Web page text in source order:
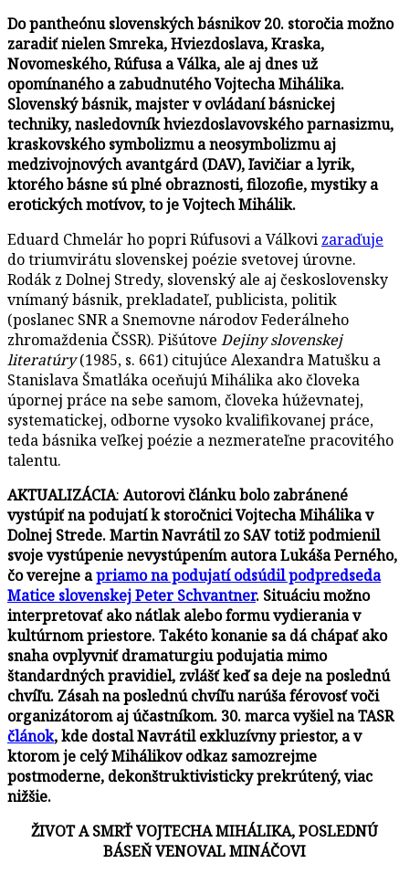
Do pantheónu slovenských básnikov 20. storočia možno
zaradiť nielen Smreka, Hviezdoslava, Kraska,
Novomeského, Rúfusa a Válka, ale aj dnes už
opomínaného a zabudnutého Vojtecha Mihálika.
Slovenský básnik, majster v ovládaní básnickej
techniky, nasledovníkhviezdoslavovského parnasizmu,
kraskovského symbolizmu a neosymbolizmu aj
medzivojnových avantgárd (DAV), ľavičiar a lyrik,
ktorého básne sú plné obraznosti, filozofie, mystiky a
erotických motívov, to je Vojtech Mihálik.
Eduard Chmelár ho popri Rúfusovi a Válkovi zaraďuje
do triumvirátu slovenskej poézie svetovej úrovne.
Rodák z Dolnej Stredy, slovenský ale aj československy
vnímaný básnik, prekladateľ, publicista, politik
(poslanec SNR a Snemovne národov Federálneho
zhromaždenia ČSSR). Pišútove Dejiny slovenskej
literatúry(1985, s. 661) citujúce Alexandra Matušku a
Stanislava Šmatláka oceňujú Mihálika ako človeka
úpornej práce na sebe samom, človeka húževnatej,
systematickej, odborne vysoko kvalifikovanej práce,
teda básnika veľkej poézie a nezmerateľne pracovitého
talentu.
AKTUALIZÁCIA: Autorovi článku bolo zabránené
vystúpiť na podujatí k storočnici Vojtecha Mihálika v
Dolnej Strede. Martin Navrátil zo SAV totiž podmienil
svoje vystúpenie nevystúpením autora Lukáša Perného,
čo verejne apriamo na podujatí odsúdil podpredseda
Matice slovenskej Peter Schvantner. Situáciu možno
interpretovať ako nátlak alebo formu vydierania v
kultúrnom priestore. Takéto konanie sa dá chápať ako
snaha ovplyvniť dramaturgiu podujatia mimo
štandardných pravidiel, zvlášť keď sa deje na poslednú
chvíľu. Zásah na poslednú chvíľu narúša férovosť voči
organizátorom aj účastníkom. 30. marca vyšiel na TASR
článok, kde dostal Navrátil exkluzívny priestor, a v
ktorom je celý Mihálikov odkaz samozrejme
postmoderne, dekonštruktivisticky prekrútený, viac
nižšie.
ŽIVOT A SMRŤ VOJTECHA MIHÁLIKA, POSLEDNÚ
BÁSEŇ VENOVAL MINÁČOVI